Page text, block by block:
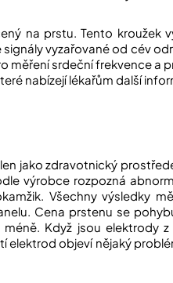
na prstu. Tento kroužek
vyzařované od cév
měření srdeční frekvence a
nabízejí lékařům další
jako zdravotnický
výrobce rozpozná
Všechny výsledky
Cena prstenu se
Když jsou elektrody
elektrod objeví nějaký